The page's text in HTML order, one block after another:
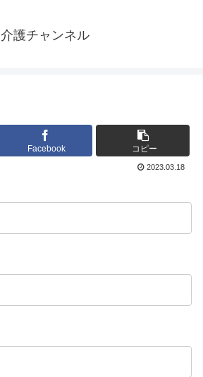
介護チャンネル
Facebook コピー
2023.03.18